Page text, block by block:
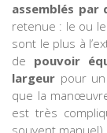
assemblés par
retenue : le ou
sont le plus à
de pouvoir
largeur pour
que la
est très
souvent manuel).